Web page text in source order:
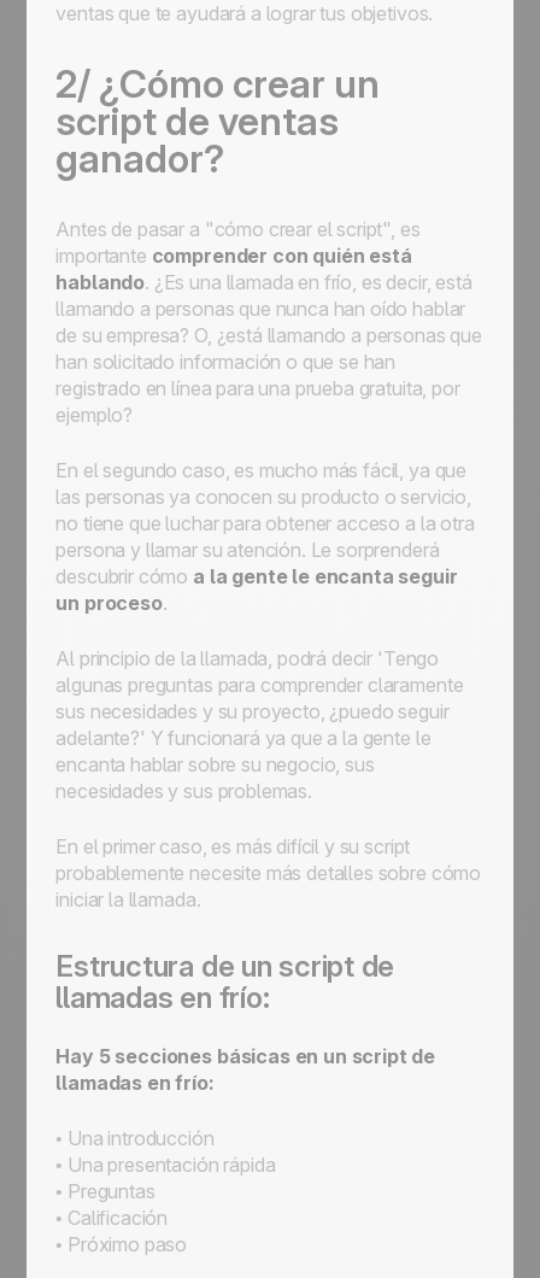
ventas que te ayudará a lograr tus objetivos.
2/ ¿Cómo crear un
script de ventas
ganador?
Antes de pasar a "cómo crear el script", es
importante comprender con quién está
hablando. ¿Es una llamada en frío, es decir, está
llamando a personas que nunca han oído hablar
de su empresa? O, ¿está llamando a personas que
han solicitado información o que se han
registrado en línea para una prueba gratuita, por
ejemplo?
En el segundo caso, es mucho más fácil, ya que
las personas ya conocen su producto o servicio,
no tiene que luchar para obtener acceso a la otra
persona y llamar su atención. Le sorprenderá
descubrir cómo a la gente le encanta seguir
un proceso.
Al principio de la llamada, podrá decir 'Tengo
algunas preguntas para comprender claramente
sus necesidades y su proyecto, ¿puedo seguir
adelante?' Y funcionará ya que a la gente le
encanta hablar sobre su negocio, sus
necesidades y sus problemas.
En el primer caso, es más difícil y su script
probablemente necesite más detalles sobre cómo
iniciar la llamada.
Estructura de un script de
llamadas en frío:
Hay 5 secciones básicas en un script de
llamadas en frío:
• Una introducción
• Una presentación rápida
• Preguntas
• Calificación
• Próximo paso